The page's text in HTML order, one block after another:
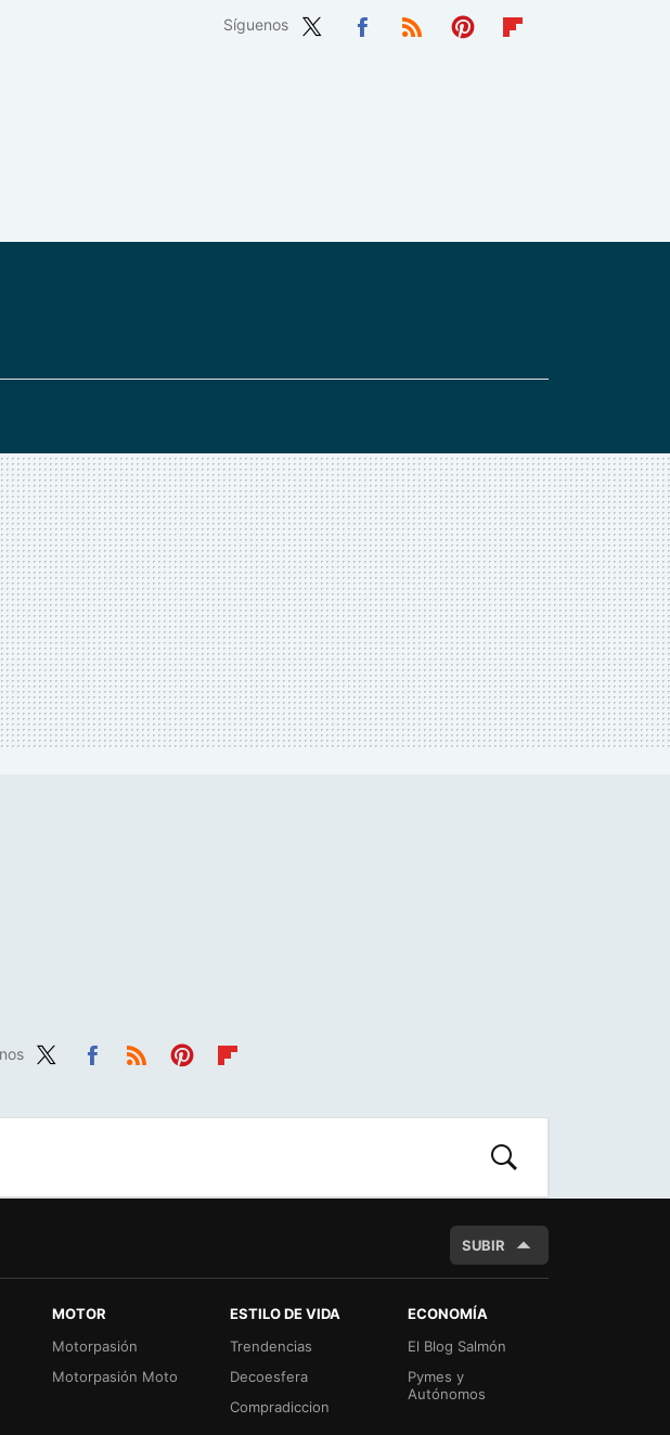
Síguenos
ter
ebo
eres boa
BUSCAR
SUBIR
MOTOR
Motorpasión
Motorpasión Moto
ESTILO DE VIDA
Trendencias
Decoesfera
Compradiccion
ECONOMÍA
El Blog Salmón
Pymes y
Autónomos